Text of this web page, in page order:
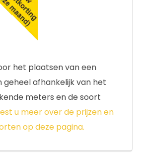
het plaatsen van een
geheel afhankelijk van het
meters en de soort
u meer over de prijzen en
op deze pagina.